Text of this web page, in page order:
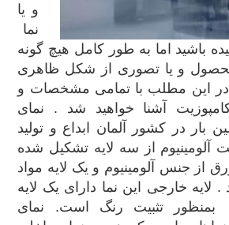
و یا
نما
باشید اما به طور کامل هیچ گونه
محصول و یا تصوری از شکل ظاهری
در این مطلب با تمامی مشخصات و
آشنا خواهید شد . نمای
بار در کشور آلمان ابداع و تولید
آلومینیوم از سه لایه تشکیل شده
از جنس آلومینیوم و یک لایه مواد
لایه خارجی این نما دارای یک لایه
پوشش PVDF بمنظور تثبیت رنگ است. نمای